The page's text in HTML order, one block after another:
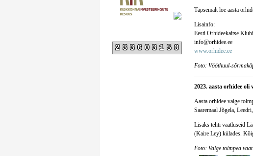
233603150
Täpsemalt loe aasta
Lisainfo:
Eesti Orhideekaitse Klubi
info@orhidee.ee
www.orhidee.ee
Foto: Vööthuul-
2023. aasta orhidee oli
Aasta orhidee valge
Saaremaal Jõgela,
Lisaks tehti vaatluseid
(Kaire Ley) külades.
Foto: Valge tolmpea